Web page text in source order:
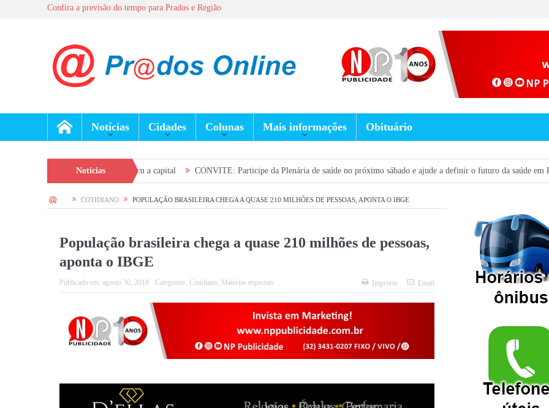
Confira a previsão do tempo para Prados e Região
Notícias Cidades Colunas Mais informações Obituário
Notícias
ampliam conexão da região com a capital CONVITE: Participe da Plenária de saúde no próximo sábado e ajude a definir o futuro da saúde em Prados
HOME COTIDIANO POPULAÇÃO BRASILEIRA CHEGA A QUASE 210 MILHÕES DE PESSOAS, APONTA O IBGE
População brasileira chega a quase 210 milhões de pessoas,
aponta o IBGE
Publicado em: agosto 30, 2018 Categorias: Cotidiano, Matérias especiais Imprimir Email